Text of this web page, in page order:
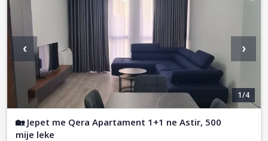
1/4
‹ ›
🏡 Jepet me Qera Apartament 1+1 ne Astir, 500
mije leke